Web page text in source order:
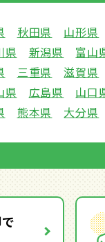
秋田県 山形県
県 新潟県 富山
三重県 滋賀県
県 広島県 山口
熊本県 大分県